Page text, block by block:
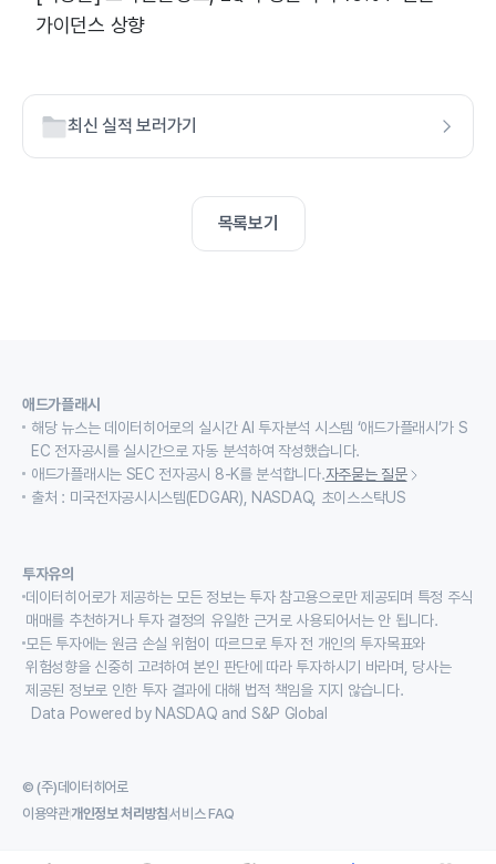
가이던스 상향
최신 실적 보러가기
목록보기
애드가플래시
해당 뉴스는 데이터히어로의 실시간 AI 투자분석 시스템 ‘애드가플래시’가 S
EC 전자공시를 실시간으로 자동 분석하여 작성했습니다.
애드가플래시는 SEC 전자공시 8-K를 분석합니다.자주묻는 질문
출처 : 미국전자공시시스템(EDGAR), NASDAQ, 초이스스탁US
투자유의
데이터히어로가 제공하는 모든 정보는 투자 참고용으로만 제공되며 특정 주식
매매를 추천하거나 투자 결정의 유일한 근거로 사용되어서는 안 됩니다.
모든 투자에는 원금 손실 위험이 따르므로 투자 전 개인의 투자목표와
위험성향을 신중히 고려하여 본인 판단에 따라 투자하시기 바라며, 당사는
제공된 정보로 인한 투자 결과에 대해 법적 책임을 지지 않습니다.
Data Powered by NASDAQ and S&P Global
© (주)데이터히어로
이용약관개인정보 처리방침서비스 FAQ